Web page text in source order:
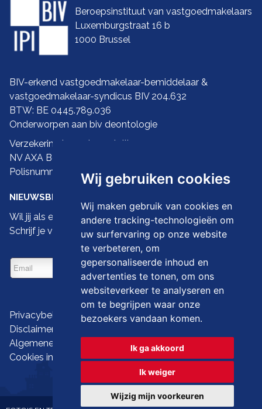
Wij gebruiken cookies
Wij maken gebruik van cookies en
andere tracking-technologieën om
uw surfervaring op onze website
te verbeteren, om
gepersonaliseerde inhoud en
advertenties te tonen, om ons
websiteverkeer te analyseren en
om te begrijpen waar onze
bezoekers vandaan komen.
Ik ga akkoord
Ik weiger
Wijzig mijn voorkeuren
Beroepsinstituut van vastgoedmakelaars
Luxemburgstraat 16 b
1000 Brussel
BIV-erkend vastgoedmakelaar-bemiddelaar &
vastgoedmakelaar-syndicus BIV 204.632
BTW: BE 0445.789.036
Onderworpen aan biv deontologie
Verzekering ba en borgstelling:
NV AXA Belgium
Polisnummer 730.390.160
NIEUWSBRIEF
Wil jij als eerste de nieuwste droomwoningen zien?
Schrijf je vandaag dan in op onze nieuwsbrief
Privacybeleid
Disclaimer
Algemene gebruiksvoorwaarden
Cookies instellen